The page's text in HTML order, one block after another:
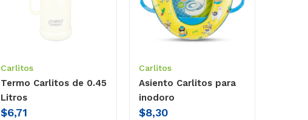
Carlitos
Termo Carlitos de 0.45
Litros
$6,71
Carlitos
Asiento Carlitos para
inodoro
$8,30